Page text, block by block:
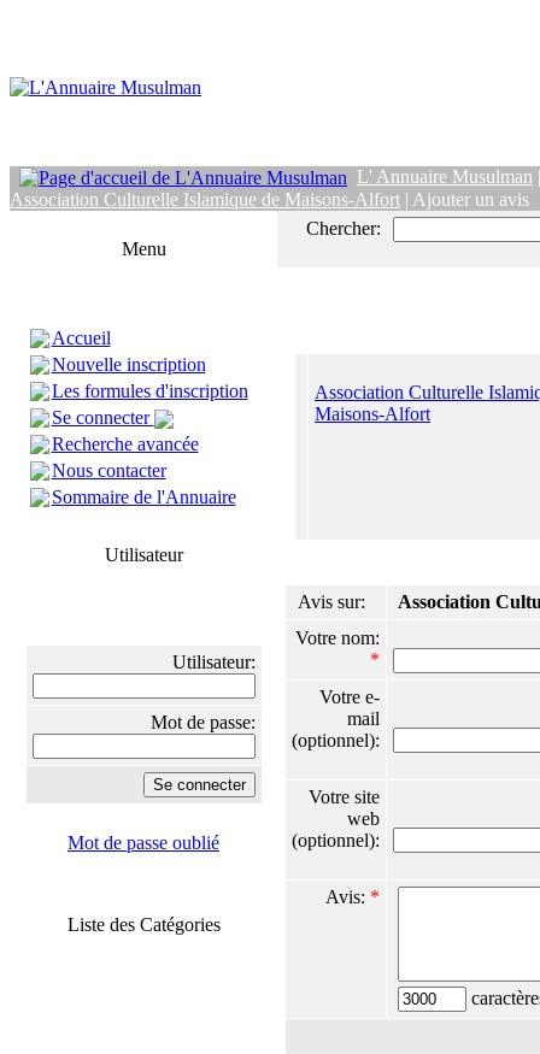
L' Annuaire Musulman
Association Culturelle Islamique de Maisons-Alfort | Ajouter un avis
Menu
Accueil
Nouvelle inscription
Les formules d'inscription
Se connecter
Recherche avancée
Nous contacter
Sommaire de l'Annuaire
Utilisateur
Utilisateur:
Mot de passe:
Mot de passe oublié
Liste des Catégories
Chercher:
Association Culturelle
Maisons-Alfort
Avis sur:
Association
Votre nom:
*
Votre e-
mail
(optionnel):
Votre site
web
(optionnel):
Avis: *